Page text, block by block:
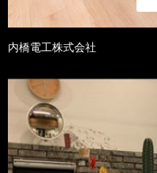
内橋電工株式会社